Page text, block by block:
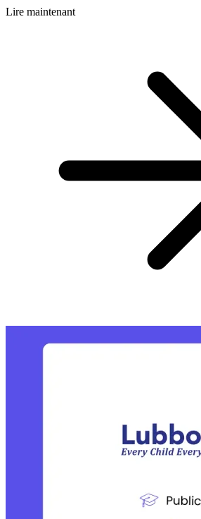
Lire maintenant